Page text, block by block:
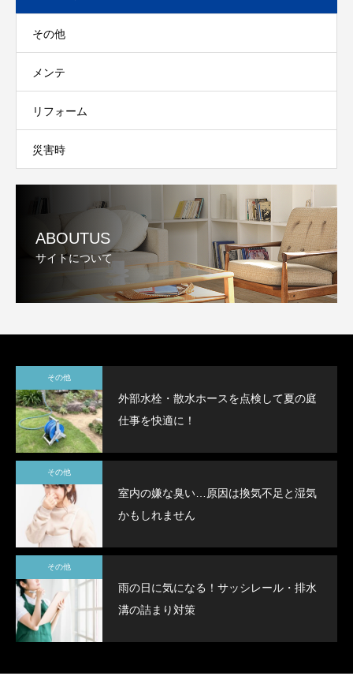
その他
メンテ
リフォーム
災害時
ABOUTUS
サイトについて
その他
外部水栓・散水ホースを点検して夏の庭
仕事を快適に！
その他
室内の嫌な臭い…原因は換気不足と湿気
かもしれません
その他
雨の日に気になる！サッシレール・排水
溝の詰まり対策